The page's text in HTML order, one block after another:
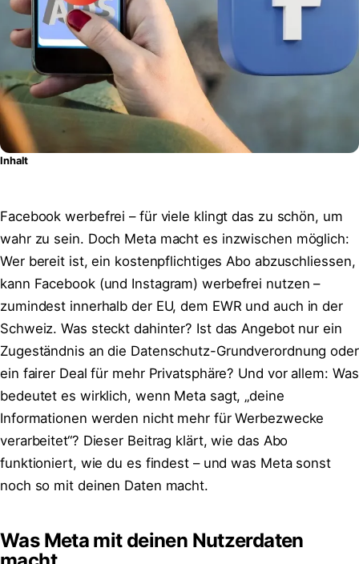
Inhalt
Facebook werbefrei – für viele klingt das zu schön, um
wahr zu sein. Doch Meta macht es inzwischen möglich:
Wer bereit ist, ein kostenpflichtiges Abo abzuschliessen,
kann Facebook (und Instagram) werbefrei nutzen –
zumindest innerhalb der EU, dem EWR und auch in der
Schweiz. Was steckt dahinter? Ist das Angebot nur ein
Zugeständnis an die Datenschutz-Grundverordnung oder
ein fairer Deal für mehr Privatsphäre? Und vor allem: Was
bedeutet es wirklich, wenn Meta sagt, „deine
Informationen werden nicht mehr für Werbezwecke
verarbeitet“? Dieser Beitrag klärt, wie das Abo
funktioniert, wie du es findest – und was Meta sonst
noch so mit deinen Daten macht.
Was Meta mit deinen Nutzerdaten